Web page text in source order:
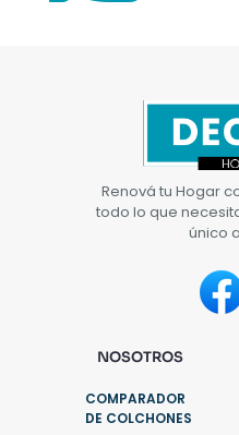
Renová tu Hogar
todo lo que
único
NOSOTROS
COMPARADOR
DE COLCHONES